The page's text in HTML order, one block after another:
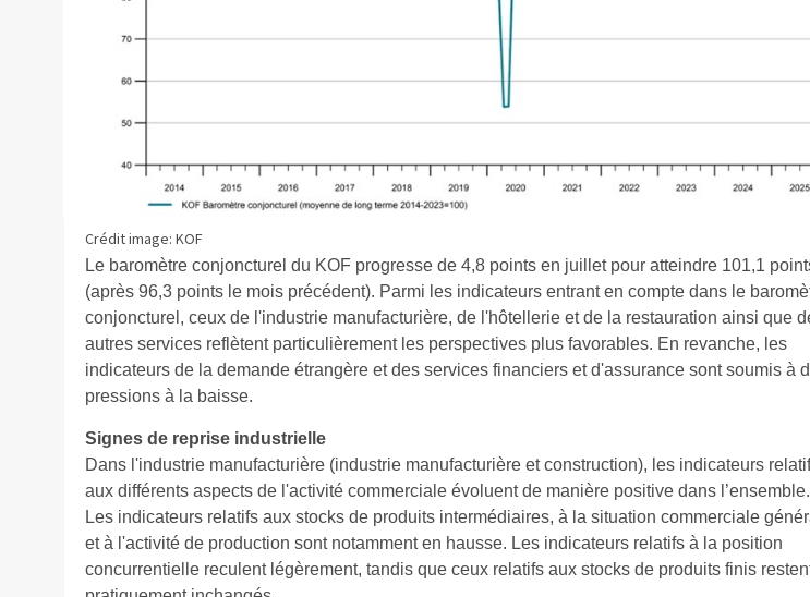
Crédit image: KOF
Le baromètre conjoncturel du KOF progresse de 4,8 points en juillet pour atteindre 101,1
(après 96,3 points le mois précédent). Parmi les indicateurs entrant en compte dans le
conjoncturel, ceux de l'industrie manufacturière, de l'hôtellerie et de la restauration ainsi que
autres services reflètent particulièrement les perspectives plus favorables. En revanche, les
indicateurs de la demande étrangère et des services financiers et d'assurance sont soumis à
pressions à la baisse.
Signes de reprise industrielle
Dans l'industrie manufacturière (industrie manufacturière et construction), les indicateurs
aux différents aspects de l'activité commerciale évoluent de manière positive dans l’ensemble.
Les indicateurs relatifs aux stocks de produits intermédiaires, à la situation commerciale
et à l'activité de production sont notamment en hausse. Les indicateurs relatifs à la position
concurrentielle reculent légèrement, tandis que ceux relatifs aux stocks de produits finis